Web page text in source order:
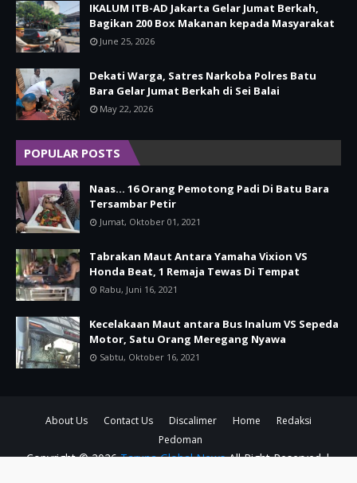
IKALUM ITB-AD Jakarta Gelar Jumat Berkah,
Bagikan 200 Box Makanan kepada Masyarakat
June 25, 2026
Dekati Warga, Satres Narkoba Polres Batu
Bara Gelar Jumat Berkah di Sei Balai
May 22, 2026
POPULAR POSTS
Naas... 16 Orang Pemotong Padi Di Batu Bara
Tersambar Petir
Jumat, Oktober 01, 2021
Tabrakan Maut Antara Yamaha Vixion VS
Honda Beat, 1 Remaja Tewas Di Tempat
Rabu, Juni 16, 2021
Kecelakaan Maut antara Bus Inalum VS Sepeda
Motor, Satu Orang Meregang Nyawa
Sabtu, Oktober 16, 2021
About Us Contact Us Discalimer Home
Redaksi
Pedoman
Copyright ©2026Taruna Global NewsAll Right Reserved |